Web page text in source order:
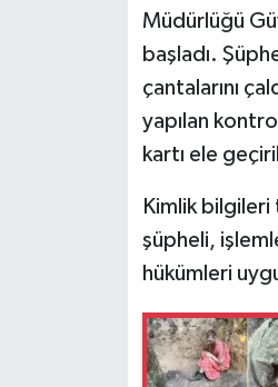
Müdürlüğü
başladı.
çantalarını
yapılan
kartı ele
Kimlik bilgileri
şüpheli,
hükümleri
KAHRAMANMARAŞ